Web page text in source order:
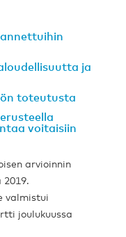
ja
toteutusta
voitaisiin
arvioinnin
2019.
valmistui
joulukuussa